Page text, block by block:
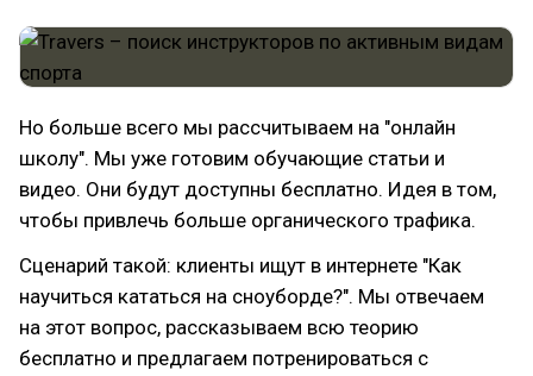
Но больше всего мы рассчитываем на "онлайн
школу". Мы уже готовим обучающие статьи и
видео. Они будут доступны бесплатно. Идея в том,
чтобы привлечь больше органического трафика.
Сценарий такой: клиенты ищут в интернете "Как
научиться кататься на сноуборде?". Мы отвечаем
на этот вопрос, рассказываем всю теорию
бесплатно и предлагаем потренироваться с